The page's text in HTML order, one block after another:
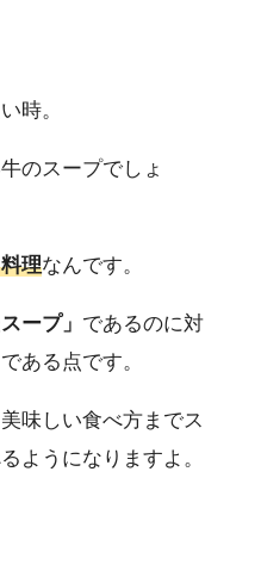
時。
のスープでしょ
理なんです。
ープ」 であるのに対
である点です。
味しい食べ方までス
ようになりますよ。